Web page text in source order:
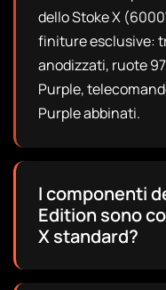
dello Stoke X
finiture esclusive:
anodizzati, ruote
Purple,
Purple abbinati.
I componenti
Edition sono
X standard?